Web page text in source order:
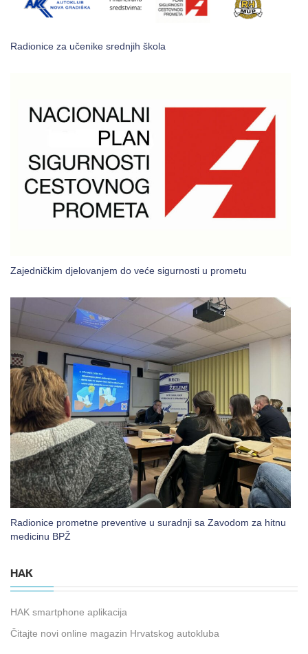
Radionice za učenike srednjih škola
Zajedničkim djelovanjem do veće sigurnosti u prometu
Radionice prometne preventive u suradnji sa Zavodom za hitnu
medicinu BPŽ
HAK
HAK smartphone aplikacija
Čitajte novi online magazin Hrvatskog autokluba